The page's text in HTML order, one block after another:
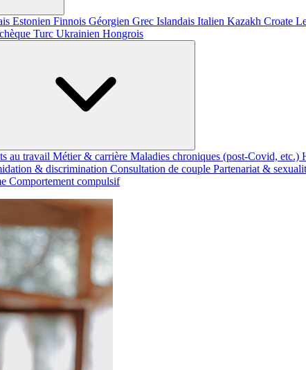
Estonien Finnois Géorgien Grec Islandais Italien Kazakh Croate
Turc Ukrainien Hongrois
au travail Métier & carrière Maladies chroniques (post-Covid, etc.)
& discrimination Consultation de couple Partenariat &
Comportement compulsif